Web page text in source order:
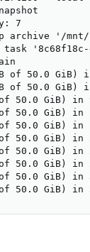
7
archive '/mnt/
'8c68f18c-
of 50.0
of 50.0
50.0 GiB)
50.0 GiB)
50.0 GiB)
50.0 GiB)
50.0 GiB)
50.0 GiB)
50.0 GiB)
of 50.0 GiB)